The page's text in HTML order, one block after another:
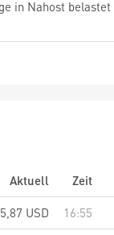
in Nahost belastet
Aktuell
Zeit
USD
16:55